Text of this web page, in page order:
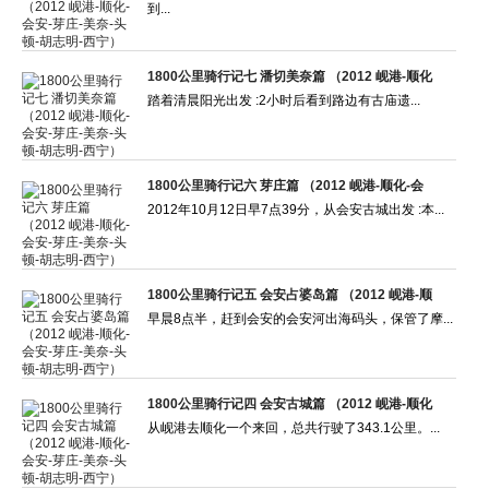
到...
1800公里骑行记七 潘切美奈篇 （2012 岘港-顺化
踏着清晨阳光出发 :2小时后看到路边有古庙遗...
1800公里骑行记六 芽庄篇 （2012 岘港-顺化-会
2012年10月12日早7点39分，从会安古城出发 :本...
1800公里骑行记五 会安占婆岛篇 （2012 岘港-顺
早晨8点半，赶到会安的会安河出海码头，保管了摩...
1800公里骑行记四 会安古城篇 （2012 岘港-顺化
从岘港去顺化一个来回，总共行驶了343.1公里。...